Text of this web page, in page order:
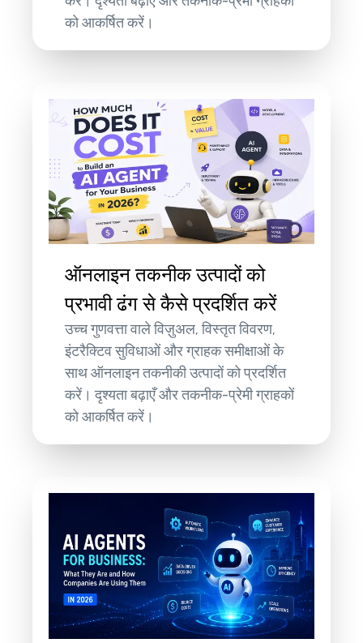
को आकर्षित करें।
ऑनलाइन तकनीक उत्पादों को
प्रभावी ढंग से कैसे प्रदर्शित करें
उच्च गुणवत्ता वाले विज़ुअल, विस्तृत विवरण,
इंटरैक्टिव सुविधाओं और ग्राहक समीक्षाओं के
साथ ऑनलाइन तकनीकी उत्पादों को प्रदर्शित
करें। दृश्यता बढ़ाएँ और तकनीक-प्रेमी ग्राहकों
को आकर्षित करें।